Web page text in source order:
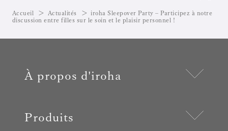
Accueil Actualités
iroha Sleepover Party – Participez à notre
discussion entre filles sur le soin et le plaisir personnel !
À propos d'iroha
Produits